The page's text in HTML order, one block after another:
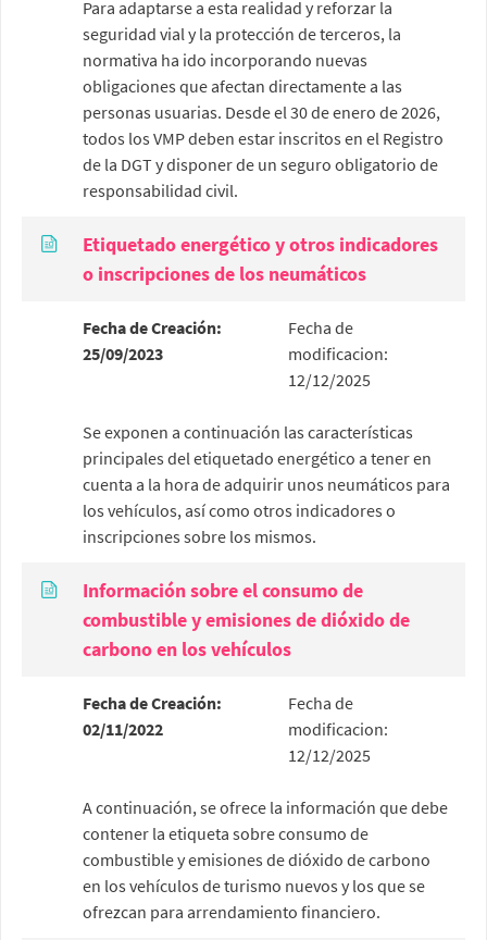
Para adaptarse a esta realidad y reforzar la
seguridad vial y la protección de terceros, la
normativa ha ido incorporando nuevas
obligaciones que afectan directamente a las
personas usuarias. Desde el 30 de enero de 2026,
todos los VMP deben estar inscritos en el Registro
de la DGT y disponer de un seguro obligatorio de
responsabilidad civil.
Etiquetado energético y otros indicadores
o inscripciones de los neumáticos
Fecha de Creación:
25/09/2023
Fecha de
modificacion:
12/12/2025
Se exponen a continuación las características
principales del etiquetado energético a tener en
cuenta a la hora de adquirir unos neumáticos para
los vehículos, así como otros indicadores o
inscripciones sobre los mismos.
Información sobre el consumo de
combustible y emisiones de dióxido de
carbono en los vehículos
Fecha de Creación:
02/11/2022
Fecha de
modificacion:
12/12/2025
A continuación, se ofrece la información que debe
contener la etiqueta sobre consumo de
combustible y emisiones de dióxido de carbono
en los vehículos de turismo nuevos y los que se
ofrezcan para arrendamiento financiero.